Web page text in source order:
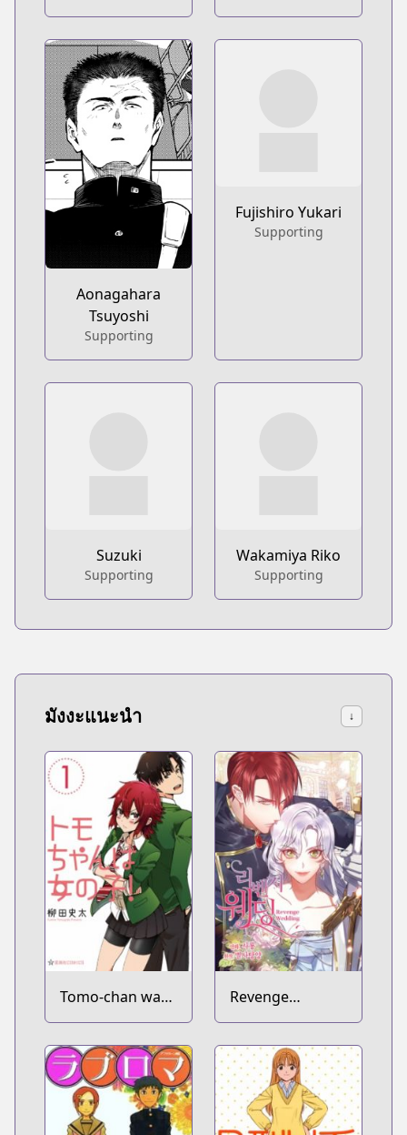
Aonagahara
Tsuyoshi
Supporting
Fujishiro Yukari
Supporting
Suzuki
Supporting
Wakamiya Riko
Supporting
มังงะแนะนำ ↓
Tomo-chan wa
Onnanoko!
Revenge
Wedding